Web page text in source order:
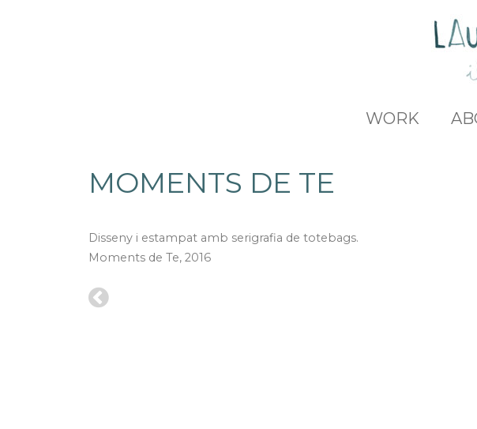
WORK
MOMENTS DE TE
Disseny i estampat amb serigrafia de totebags.
Moments de Te, 2016